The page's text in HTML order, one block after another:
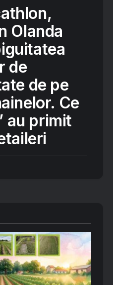
Olanda
de
de pe
Ce
au primit